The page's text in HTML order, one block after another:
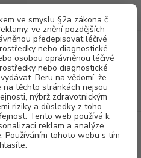
ve smyslu §2a zákona č.
ve znění pozdějších
předepisovat léčivé
nebo diagnostické
osobou oprávněnou léčivé
nebo diagnostické
Beru na vědomí, že
těchto stránkách nejsou
nýbrž zdravotnickým
riziky a důsledky z toho
Tento web používá k
reklam a analýze
Používáním tohoto webu s tím
Menu
Hledat
za0,00 Kč
PLOCH
Sada čištění a péče o